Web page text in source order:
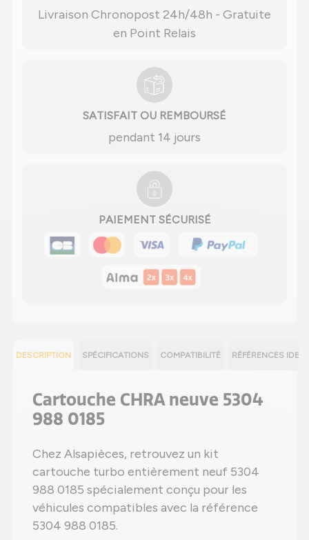
Livraison Chronopost 24h/48h - Gratuite
en Point Relais
SATISFAIT OU REMBOURSÉ
pendant 14 jours
PAIEMENT SÉCURISÉ
DESCRIPTION SPÉCIFICATIONS COMPATIBILITÉ RÉFÉRENCES
Cartouche CHRA neuve 5304
988 0185
Chez Alsapièces, retrouvez un kit
cartouche turbo entièrement neuf 5304
988 0185 spécialement conçu pour les
véhicules compatibles avec la référence
5304 988 0185.